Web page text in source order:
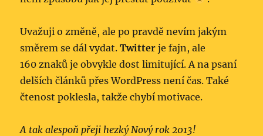
Uvažuji o změně, ale po pravdě nevím jakým
směrem se dál vydat.Twitter je fajn, ale
160 znaků je obvykle dost limitující. A na psaní
delších článků přes WordPress není čas. Také
čtenost poklesla, takže chybí motivace.
A tak alespoň přeji hezký Nový rok 2013!